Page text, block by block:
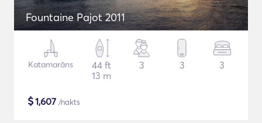
Fountaine Pajot 2011
Katamarāns
44 ft
13 m
3 3 3
$1,607 /nakts